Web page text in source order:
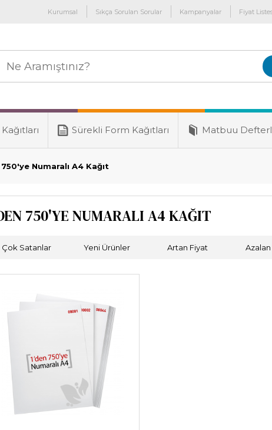
Kurumsal Sıkça Sorulan Sorular Kampanyalar Fiyat
Sürekli Form Kağıtları Matbuu
Numaralı A4 Kağıt
750'YE NUMARALI A4 KAĞIT
Çok Satanlar Yeni Ürünler Artan Fiyat